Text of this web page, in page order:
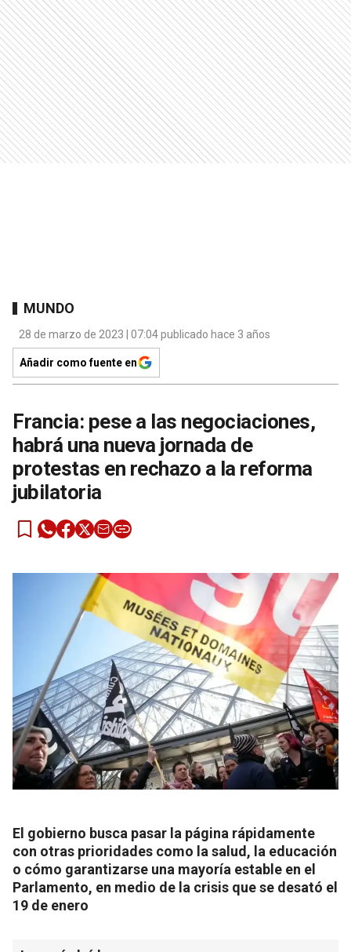
MUNDO
28 de marzo de 2023 | 07:04 publicado hace 3 años
Añadir como fuente en
Francia: pese a las negociaciones,
habrá una nueva jornada de
protestas en rechazo a la reforma
jubilatoria
El gobierno busca pasar la página rápidamente
con otras prioridades como la salud, la educación
o cómo garantizarse una mayoría estable en el
Parlamento, en medio de la crisis que se desató el
19 de enero